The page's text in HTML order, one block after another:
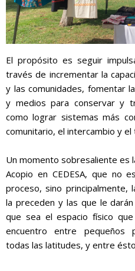
El propósito es seguir
través de incrementar la
y las comunidades, fomentar
y medios para conservar y
como lograr sistemas más
comunitario, el intercambio y el
Un momento sobresaliente es
Acopio en CEDESA, que no
proceso, sino principalmente,
la preceden y las que le
que sea el espacio físico
encuentro entre pequeños
todas las latitudes, y entre